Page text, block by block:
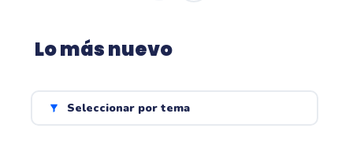
Lo más nuevo
Seleccionar por tema